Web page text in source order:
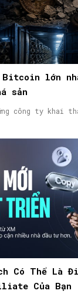
Bitcoin lớn
sản
công ty khai
Có Thể Là
Của Bạn